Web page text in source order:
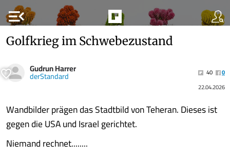
menu_open
Golfkrieg im Schwebezustand
Gudrun Harrer
derStandard 40
0
22.04.2026
Wandbilder prägen das Stadtbild von Teheran. Dieses ist
gegen die USA und Israel gerichtet.
Niemand rechnet........